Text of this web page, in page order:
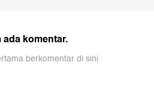
ada komentar.
berkomentar di sini